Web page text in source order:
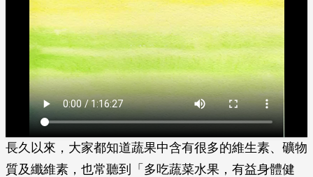
長久以來，大家都知道蔬果中含有很多的維生素、礦物
質及纖維素，也常聽到「多吃蔬菜水果，有益身體健